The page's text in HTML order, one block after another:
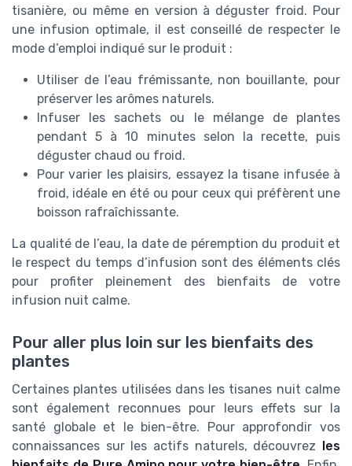
tisanière, ou même en version à déguster froid. Pour
une infusion optimale, il est conseillé de respecter le
mode d’emploi indiqué sur le produit :
Utiliser de l’eau frémissante, non bouillante, pour
préserver les arômes naturels.
Infuser les sachets ou le mélange de plantes
pendant 5 à 10 minutes selon la recette, puis
déguster chaud ou froid.
Pour varier les plaisirs, essayez la tisane infusée à
froid, idéale en été ou pour ceux qui préfèrent une
boisson rafraîchissante.
La qualité de l’eau, la date de péremption du produit et
le respect du temps d’infusion sont des éléments clés
pour profiter pleinement des bienfaits de votre
infusion nuit calme.
Pour aller plus loin sur les bienfaits des
plantes
Certaines plantes utilisées dans les tisanes nuit calme
sont également reconnues pour leurs effets sur la
santé globale et le bien-être. Pour approfondir vos
connaissances sur les actifs naturels, découvrez les